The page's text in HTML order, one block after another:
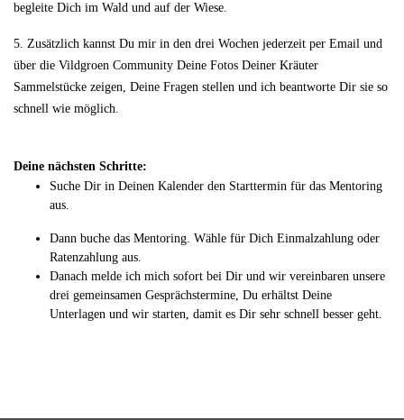
begleite Dich im Wald und auf der Wiese.
5. Zusätzlich kannst Du mir in den drei Wochen jederzeit per Email und
über die Vildgroen Community Deine Fotos Deiner Kräuter
Sammelstücke zeigen, Deine Fragen stellen und ich beantworte Dir sie so
schnell wie möglich.
Deine nächsten Schritte:
Suche Dir in Deinen Kalender den Starttermin für das Mentoring
aus.
Dann buche das Mentoring. Wähle für Dich Einmalzahlung oder
Ratenzahlung aus.
Danach melde ich mich sofort bei Dir und wir vereinbaren unsere
drei gemeinsamen Gesprächstermine, Du erhältst Deine
Unterlagen und wir starten, damit es Dir sehr schnell besser geht.